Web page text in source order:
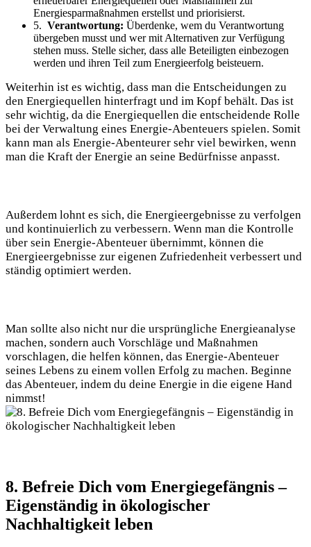
Energiesparmaßnahmen erstellst und priorisierst.
5. ‍ Verantwortung: Überdenke, wem du Verantwortung⁢
übergeben musst und ‌wer ‌mit Alternativen ⁢zur Verfügung
stehen muss. Stelle sicher, dass alle Beteiligten einbezogen
werden und ihren Teil zum Energieerfolg beisteuern.
Weiterhin‌ ist es wichtig, dass ‌man die Entscheidungen ⁢zu⁢
den Energiequellen hinterfragt und im​ Kopf behält. Das ist
sehr wichtig, da die Energiequellen ‍die entscheidende Rolle
bei der⁣ Verwaltung ‌eines‌ Energie-Abenteuers spielen. Somit
kann man als​ Energie-Abenteurer sehr viel bewirken, wenn
man⁤ die Kraft‌ der Energie​ an seine Bedürfnisse anpasst.
Außerdem lohnt es sich,⁣ die Energieergebnisse zu ⁣verfolgen
und kontinuierlich zu verbessern. Wenn man die Kontrolle
über ‍sein Energie-Abenteuer übernimmt, können die‌
Energieergebnisse zur ‍eigenen⁣ Zufriedenheit ⁤verbessert und
ständig optimiert werden.
Man sollte ⁤also nicht ​nur die ursprüngliche‌ Energieanalyse
machen, sondern auch Vorschläge und Maßnahmen
vorschlagen, die​ helfen können, das Energie-Abenteuer
seines Lebens zu einem vollen Erfolg zu machen. Beginne
das Abenteuer, indem du⁤ deine Energie in die eigene Hand
nimmst!
8. Befreie Dich vom Energiegefängnis⁣ –
Eigenständig in ökologischer
Nachhaltigkeit leben